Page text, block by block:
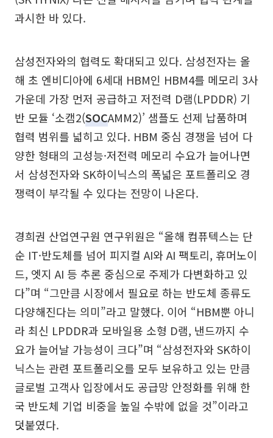
과시한 바 있다.
삼성전자와의 협력도 확대되고 있다. 삼성전자는 올
해 초 엔비디아에 6세대 HBM인 HBM4를 메모리 3사
가운데 가장 먼저 공급하고 저전력 D램(LPDDR) 기
반 모듈 ‘소캠2(SOCAMM2)’ 샘플도 선제 납품하며
협력 범위를 넓히고 있다. HBM 중심 경쟁을 넘어 다
양한 형태의 고성능·저전력 메모리 수요가 늘어나면
서 삼성전자와 SK하이닉스의 폭넓은 포트폴리오 경
쟁력이 부각될 수 있다는 전망이 나온다.
경희권 산업연구원 연구위원은 “올해 컴퓨텍스는 단
순 IT·반도체를 넘어 피지컬 AI와 AI 팩토리, 휴머노이
드, 엣지 AI 등 추론 중심으로 주제가 다변화하고 있
다”며 “그만큼 시장에서 필요로 하는 반도체 종류도
다양해진다는 의미”라고 말했다. 이어 “HBM뿐 아니
라 최신 LPDDR과 모바일용 소형 D램, 낸드까지 수
요가 늘어날 가능성이 크다”며 “삼성전자와 SK하이
닉스는 관련 포트폴리오를 모두 보유하고 있는 만큼
글로벌 고객사 입장에서도 공급망 안정화를 위해 한
국 반도체 기업 비중을 높일 수밖에 없을 것”이라고
덧붙였다.